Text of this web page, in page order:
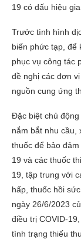
19 có dấu hiệu
Trước tình hình
biến phức tạp, để
phục vụ công tác
đề nghị các đơn
nguồn cung ứng
Đặc biệt chủ
nắm bắt nhu cầu,
thuốc để bảo
19 và các thuốc
19, tập trung với
hấp, thuốc hồi
ngày 26/6/2023
điều trị COVID-
tình trạng thiếu